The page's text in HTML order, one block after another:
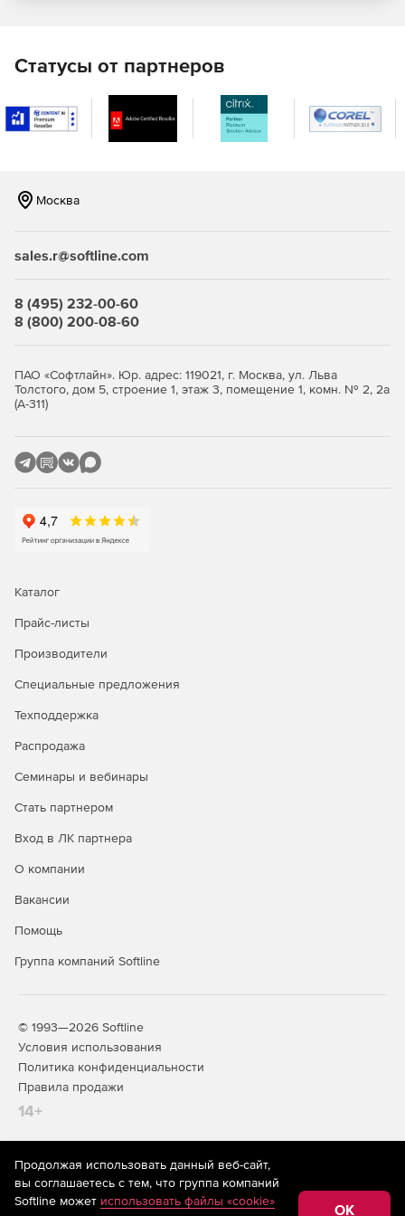
JaCarta WebPass предсталяет собой USB-токен с «OTP
на борту» для двухфакторной аутентификации
пользователей при доступе к защищенным
информационным ресурсам с использованием
JaCarta U2F – строгая двухфакторная аутентификация
Статусы от партнеров
Москва
sales.r@softline.com
8 (495) 232-00-60
8 (800) 200-08-60
ПАО «Софтлайн». Юр. адрес: 119021, г. Москва, ул. Льва
Толстого, дом 5, строение 1, этаж 3, помещение 1, комн. № 2, 2а
(А-311)
Каталог
Прайс-листы
Производители
Специальные предложения
Техподдержка
Распродажа
Семинары и вебинары
Стать партнером
Вход в ЛК партнера
О компании
Вакансии
Помощь
Группа компаний Softline
© 1993—2026 Softline
Условия использования
Политика конфиденциальности
Правила продажи
14+
На информационном ресурсе store.softline.ru применяются
рекомендательные технологии(информационные технологии
предоставления информации на основе сбора,
Продолжая использовать данный веб-сайт,
вы соглашаетесь с тем, что группа компаний
Softline может использовать файлы «cookie»
OK